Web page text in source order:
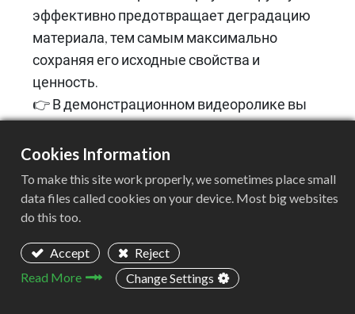
эффективно предотвращает деградацию
материала, тем самым максимально
сохраняя его исходные свойства и
ценность.
👉 В демонстрационном видеоролике вы
наглядно увидите, как это оборудование
эффективно перерабатывает тонкие,
качественную измельченную фракцию
однородного размера — идеальное сырье
Learn more
Cookies Information
To make this site work properly, we sometimes place small
data files called cookies on your device. Most big websites
do this too.
Accept
Reject
Read More
Change Settings